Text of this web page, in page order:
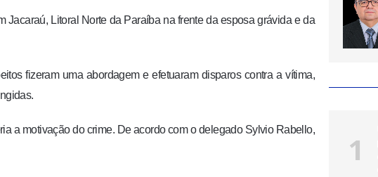
Litoral Norte da Paraíba na frente da esposa grávida e da
fizeram uma abordagem e efetuaram disparos contra a vítima,
a motivação do crime. De acordo com o delegado Sylvio Rabello,